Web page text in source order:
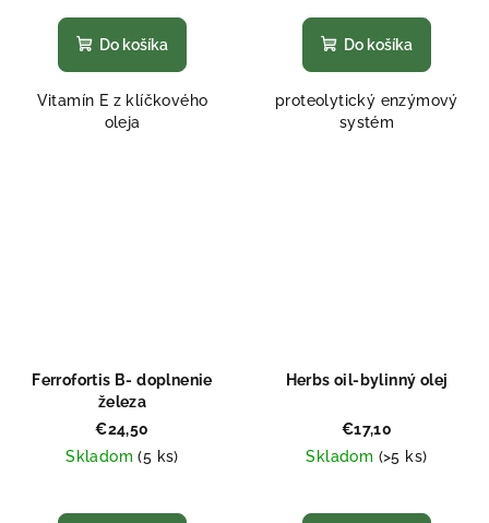
hodnotenie
produktu
z
5
Do košíka
Vitamín E z klíčkového
oleja
hodnotenie
produktu
z
5
Do košíka
proteolytický enzýmový
systém
Ferrofortis B- doplnenie
železa
€24,50
Skladom(5 ks)
hodnotenie
Herbs oil-bylinný olej
€17,10
Skladom (>5 ks)
hodnotenie